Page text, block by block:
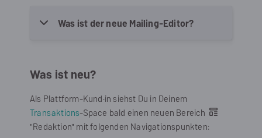
Was ist der neue Mailing-Editor?
Was ist neu?
Als Plattform-Kund·in siehst Du in Deinem
Transaktions-Space bald einen neuen Bereich
"Redaktion" mit folgenden Navigationspunkten: